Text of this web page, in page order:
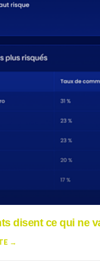
disent ce qui ne
→